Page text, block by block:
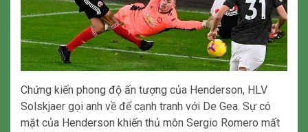
Chứng kiến phong độ ấn tượng của Henderson, HLV
Solskjaer gọi anh về để cạnh tranh với De Gea. Sự có
mặt của Henderson khiến thủ môn Sergio Romero mất